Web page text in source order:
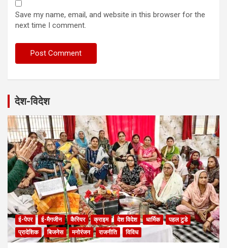
Save my name, email, and website in this browser for the
next time I comment.
देश-विदेश
ई-पेपर ई-मैगजीन कैरियर क्राइम देश विदेश धार्मिक
पहल टुडे
प्रादेशिक
बिजनेस मनोरंजन राजनीति विविध